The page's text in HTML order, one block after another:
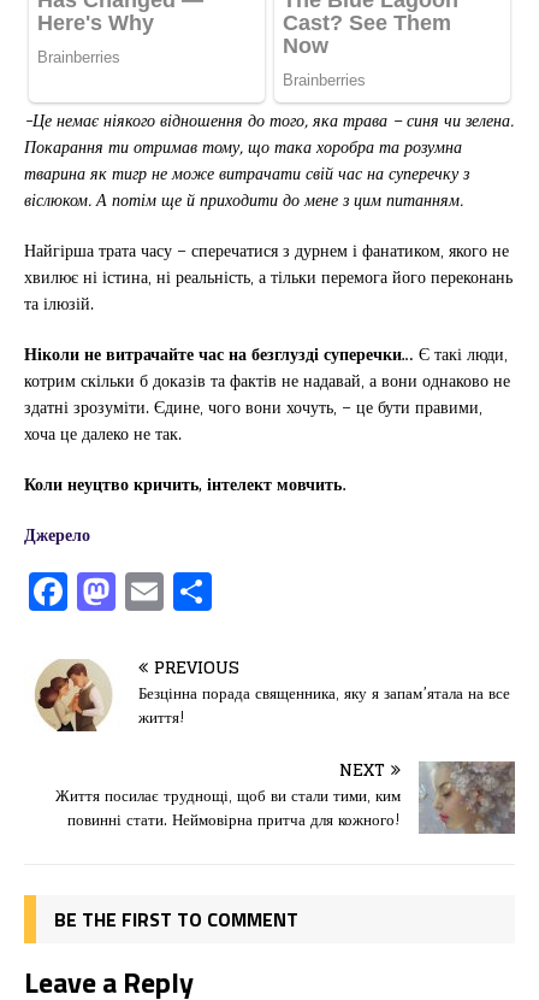
-Це немає ніякого відношення до того, яка трава – синя чи зелена.
Покарання ти отримав тому, що така хоробра та розумна
тварина як тигр не може витрачати свій час на суперечку з
віслюком. А потім ще й приходити до мене з цим питанням.
Найгірша трата часу – сперечатися з дурнем і фанатиком, якого не
хвилює ні істина, ні реальність, а тільки перемога його переконань
та ілюзій.
Ніколи не витрачайте час на безглузді суперечки… Є такі люди,
котрим скільки б доказів та фактів не надавай, а вони однаково не
здатні зрозуміти. Єдине, чого вони хочуть, – це бути правими,
хоча це далеко не так.
Коли неуцтво кричить, інтелект мовчить.
Джерело
F
a
c
e
b
o
o
M
a
st
o
d
o
n
E
m
ai
l
іл
и
ис
я
PREVIOUS
Безцінна порада священника, яку я запам’ятала на все
життя!
NEXT
Життя посилає труднощі, щоб ви стали тими, ким
повинні стати. Неймовірна притча для кожного!
BE THE FIRST TO COMMENT
Leave a Reply